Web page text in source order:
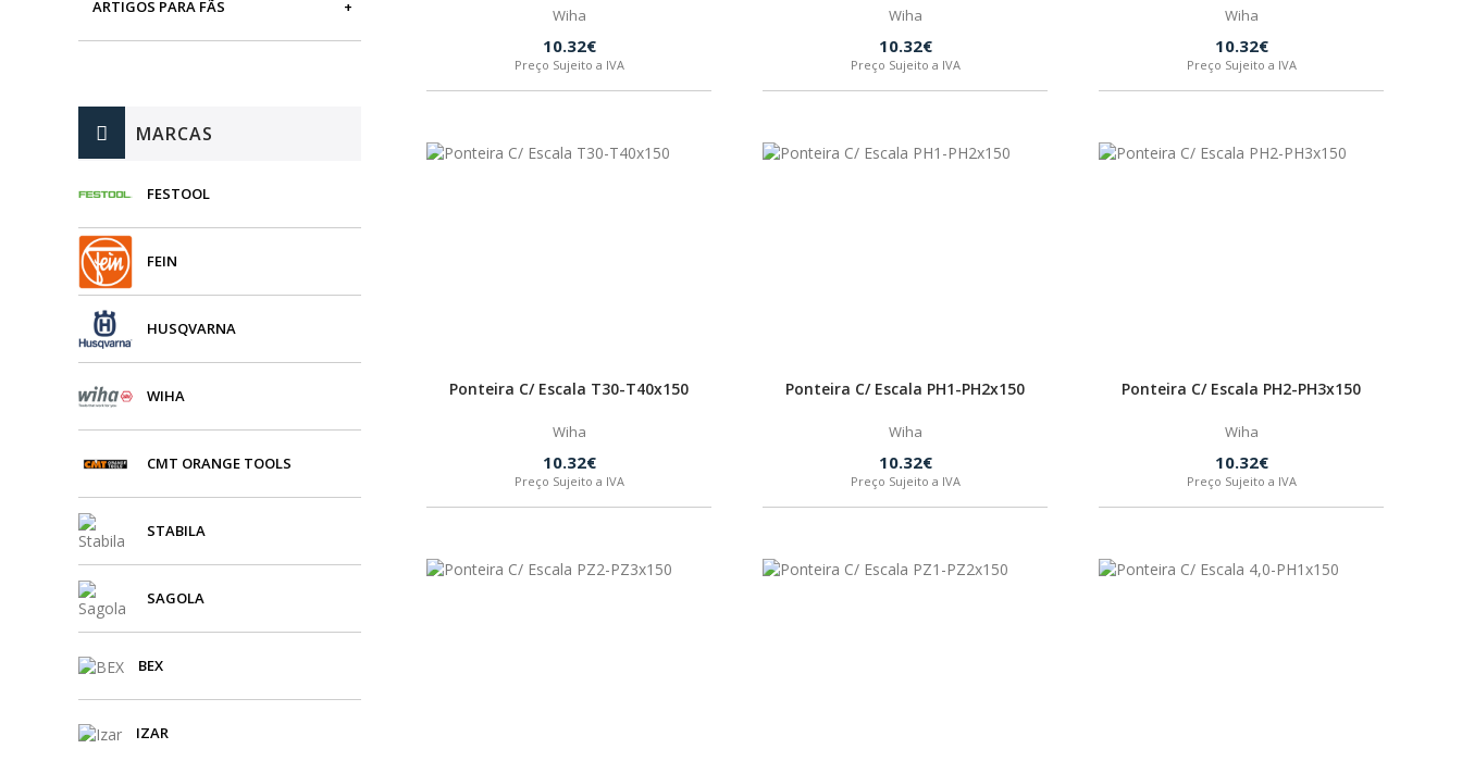
ARTIGOS PARA FÃS
MÁQUINAS DE BRINCAR
MARCAS
FESTOOL
FEIN
HUSQVARNA
WIHA
CMT ORANGE TOOLS
STABILA
SAGOLA
BEX
IZAR
Wiha
10.32€
Preço Sujeito a IVA
Wiha
10.32€
Preço Sujeito a IVA
Wiha
10.32€
Preço Sujeito a IVA
Ponteira C/ Escala T30-T40x150
Wiha
10.32€
Preço Sujeito a IVA
Ponteira C/ Escala PH1-PH2x150
Wiha
10.32€
Preço Sujeito a IVA
Ponteira C/ Escala PH2-PH3x150
Wiha
10.32€
Preço Sujeito a IVA